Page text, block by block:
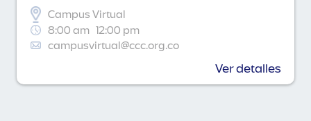
Campus Virtual
8:00 am 12:00 pm
campusvirtual@ccc.org.co
Ver detalles